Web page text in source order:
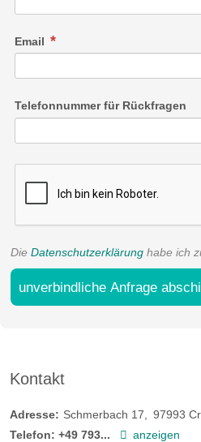
Email
Telefonnummer für Rückfragen
Die Datenschutzerklärung habe ich
unverbindliche Anfrage
Kontakt
Adresse: Schmerbach 17 97993
Telefon: +49 793...
anzeigen